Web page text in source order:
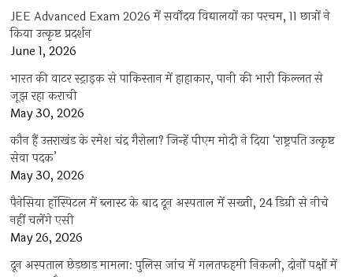
JEE Advanced Exam 2026 में सर्वोदय विद्यालयों का परचम, 11 छात्रों ने
किया उत्कृष्ट प्रदर्शन
June 1, 2026
भारत की वाटर स्ट्राइक से पाकिस्तान में हाहाकार, पानी की भारी किल्लत से
जूझ रहा कराची
May 30, 2026
कौन हैं उत्तराखंड के रमेश चंद्र गैरोला? जिन्हें पीएम मोदी ने दिया ‘राष्ट्रपति उत्कृष्ट
सेवा पदक’
May 30, 2026
पैनेसिया हॉस्पिटल में ब्लास्ट के बाद दून अस्पताल में सख्ती, 24 डिग्री से नीचे
नहीं चलेंगे एसी
May 26, 2026
दून अस्पताल छेड़छाड़ मामला: पुलिस जांच में गलतफहमी निकली, दोनों पक्षों में